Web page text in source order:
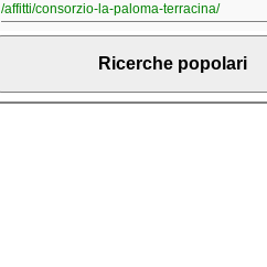
/affitti/consorzio-la-paloma-terracina/
Ricerche popolari